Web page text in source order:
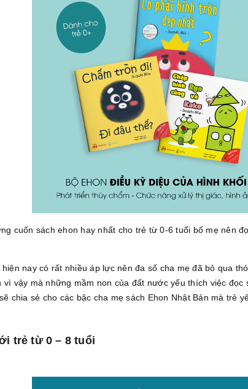
cuốn sách ehon hay nhất cho trẻ từ 0-6 tuổi bố mẹ nên
nay có rất nhiều áp lực nên đa số cha mẹ đã bỏ qua
vậy mà những mầm non của đất nước yếu thích việc
chia sẻ cho các bậc cha mẹ sách Ehon Nhật Bản mà trẻ
trẻ từ 0 – 8 tuổi